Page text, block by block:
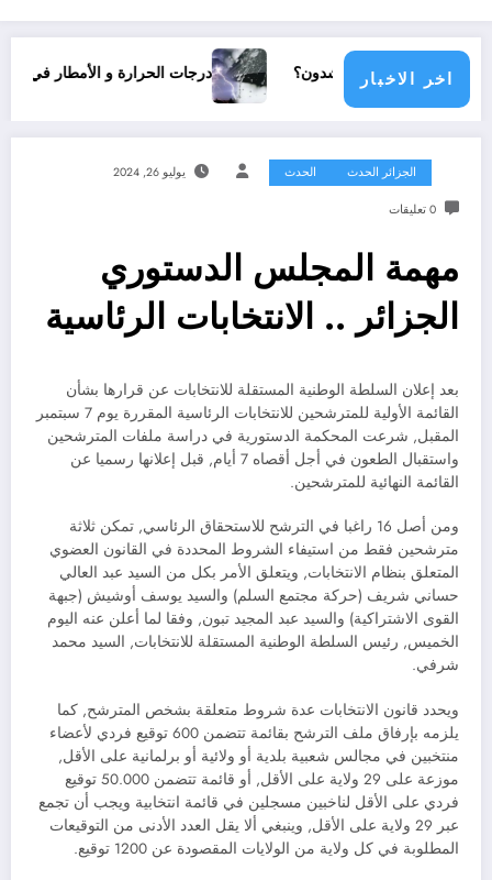
اخر الاخبار
دولي يناشدون؟ درجات الحرارة و الأمطار في سبتمبر 2026 في الجزائر
الجزائر الحدث الحدث يوليو 26, 2024
0 تعليقات
مهمة المجلس الدستوري
الجزائر .. الانتخابات الرئاسية
بعد إعلان السلطة الوطنية المستقلة للانتخابات عن قرارها بشأن
القائمة الأولية للمترشحين للانتخابات الرئاسية المقررة يوم 7 سبتمبر
المقبل, شرعت المحكمة الدستورية في دراسة ملفات المترشحين
واستقبال الطعون في أجل أقصاه 7 أيام, قبل إعلانها رسميا عن
القائمة النهائية للمترشحين.
ومن أصل 16 راغبا في الترشح للاستحقاق الرئاسي, تمكن ثلاثة
مترشحين فقط من استيفاء الشروط المحددة في القانون العضوي
المتعلق بنظام الانتخابات, ويتعلق الأمر بكل من السيد عبد العالي
حساني شريف (حركة مجتمع السلم) والسيد يوسف أوشيش (جبهة
القوى الاشتراكية) والسيد عبد المجيد تبون, وفقا لما أعلن عنه اليوم
الخميس, رئيس السلطة الوطنية المستقلة للانتخابات, السيد محمد
شرفي.
ويحدد قانون الانتخابات عدة شروط متعلقة بشخص المترشح, كما
يلزمه بإرفاق ملف الترشح بقائمة تتضمن 600 توقيع فردي لأعضاء
منتخبين في مجالس شعبية بلدية أو ولائية أو برلمانية على الأقل,
موزعة على 29 ولاية على الأقل, أو قائمة تتضمن 50.000 توقيع
فردي على الأقل لناخبين مسجلين في قائمة انتخابية ويجب أن تجمع
عبر 29 ولاية على الأقل, وينبغي ألا يقل العدد الأدنى من التوقيعات
المطلوبة في كل ولاية من الولايات المقصودة عن 1200 توقيع.